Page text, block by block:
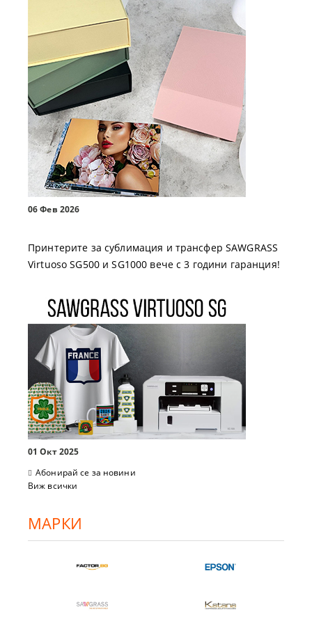
06 Фев 2026
Принтерите за сублимация и трансфер SAWGRASS
Virtuoso SG500 и SG1000 вече с 3 години гаранция!
01 Окт 2025
Абонирай се за новини
Виж всички
МАРКИ